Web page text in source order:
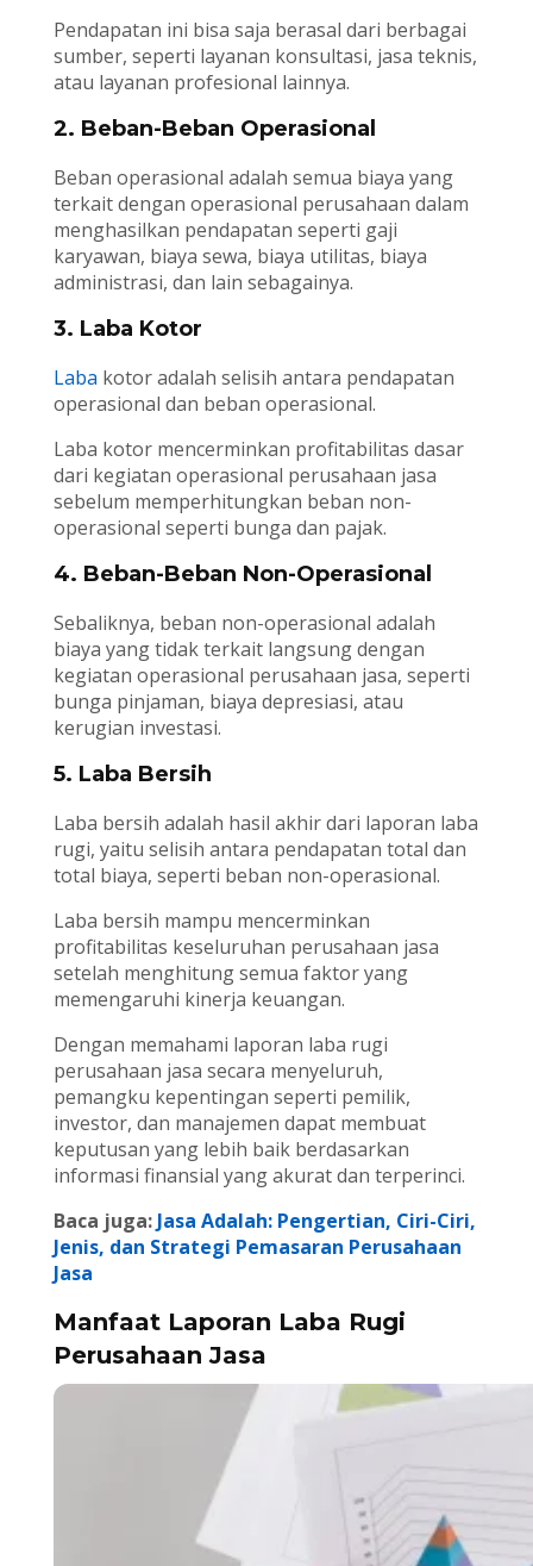
Pendapatan ini bisa saja berasal dari berbagai
sumber, seperti layanan konsultasi, jasa teknis,
atau layanan profesional lainnya.
2. Beban-Beban Operasional
Beban operasional adalah semua biaya yang
terkait dengan operasional perusahaan dalam
menghasilkan pendapatan seperti gaji
karyawan, biaya sewa, biaya utilitas, biaya
administrasi, dan lain sebagainya.
3. Laba Kotor
Laba kotor adalah selisih antara pendapatan
operasional dan beban operasional.
Laba kotor mencerminkan profitabilitas dasar
dari kegiatan operasional perusahaan jasa
sebelum memperhitungkan beban non-
operasional seperti bunga dan pajak.
4. Beban-Beban Non-Operasional
Sebaliknya, beban non-operasional adalah
biaya yang tidak terkait langsung dengan
kegiatan operasional perusahaan jasa, seperti
bunga pinjaman, biaya depresiasi, atau
kerugian investasi.
5. Laba Bersih
Laba bersih adalah hasil akhir dari laporan laba
rugi, yaitu selisih antara pendapatan total dan
total biaya, seperti beban non-operasional.
Laba bersih mampu mencerminkan
profitabilitas keseluruhan perusahaan jasa
setelah menghitung semua faktor yang
memengaruhi kinerja keuangan.
Dengan memahami laporan laba rugi
perusahaan jasa secara menyeluruh,
pemangku kepentingan seperti pemilik,
investor, dan manajemen dapat membuat
keputusan yang lebih baik berdasarkan
informasi finansial yang akurat dan terperinci.
Baca juga: Jasa Adalah: Pengertian, Ciri-Ciri,
Jenis, dan Strategi Pemasaran Perusahaan
Jasa
Manfaat Laporan Laba Rugi
Perusahaan Jasa